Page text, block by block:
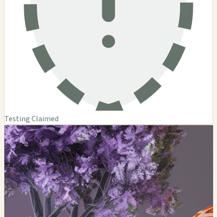
Testing Claimed